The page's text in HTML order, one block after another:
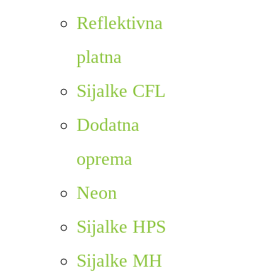
Reflektivna
platna
Sijalke CFL
Dodatna
oprema
Neon
Sijalke HPS
Sijalke MH